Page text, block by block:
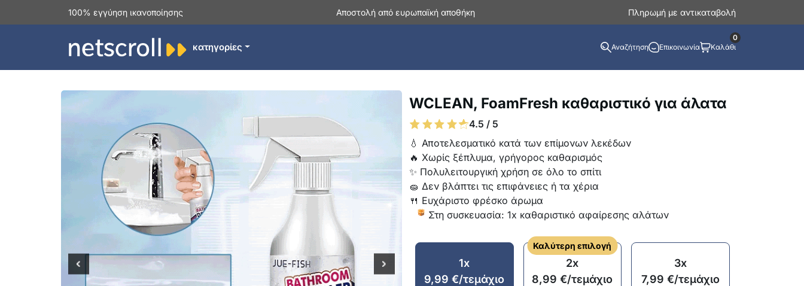
100% εγγύηση ικανοποίησης Αποστολή από ευρωπαϊκή αποθήκη Πληρωμή με αντικαταβολή
κατηγορίες Αναζήτηση Επικοινωνία Καλάθι
0
WCLEAN, FoamFresh καθαριστικό για άλατα
4.5 / 5
💧 Αποτελεσματικό κατά των επίμονων λεκέδων
🔥 Χωρίς ξέπλυμα, γρήγορος καθαρισμός
✨ Πολυλειτουργική χρήση σε όλο το σπίτι
🧽 Δεν βλάπτει τις επιφάνειες ή τα χέρια
🍴 Ευχάριστο φρέσκο άρωμα
Στη συσκευασία: 1x καθαριστικό αφαίρεσης αλάτων
1x
9,99€/τεμάχιο
Καλύτερη επιλογή
2x
8,99€/τεμάχιο
3x
7,99€/τεμάχιο